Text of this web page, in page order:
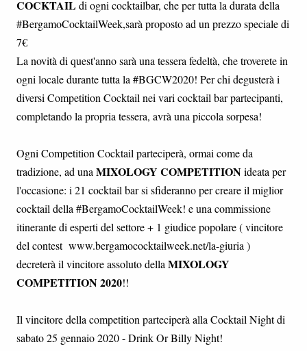
COCKTAILdi ogni cocktailbar, che per tutta la durata della
#BergamoCocktailWeek,sarà proposto ad un prezzo speciale di
7€
La novità di quest'anno sarà una tessera fedeltà, che troverete in
ogni locale durante tutta la #BGCW2020! Per chi degusterà i
diversi Competition Cocktail nei vari cocktail bar partecipanti,
completando la propria tessera, avrà una piccola sorpesa!
Ogni Competition Cocktail parteciperà, ormai come da
tradizione, ad una MIXOLOGY COMPETITIONideata per
l'occasione: i 21 cocktail bar si sfideranno per creare il miglior
cocktail della #BergamoCocktailWeek! e una commissione
itinerante di esperti del settore + 1 giudice popolare ( vincitore
del contest www.bergamococktailweek.net/la-giuria )
decreterà il vincitore assoluto della MIXOLOGY
COMPETITION 2020!!
Il vincitore della competition parteciperà alla Cocktail Night di
sabato 25 gennaio 2020 - Drink Or Billy Night!